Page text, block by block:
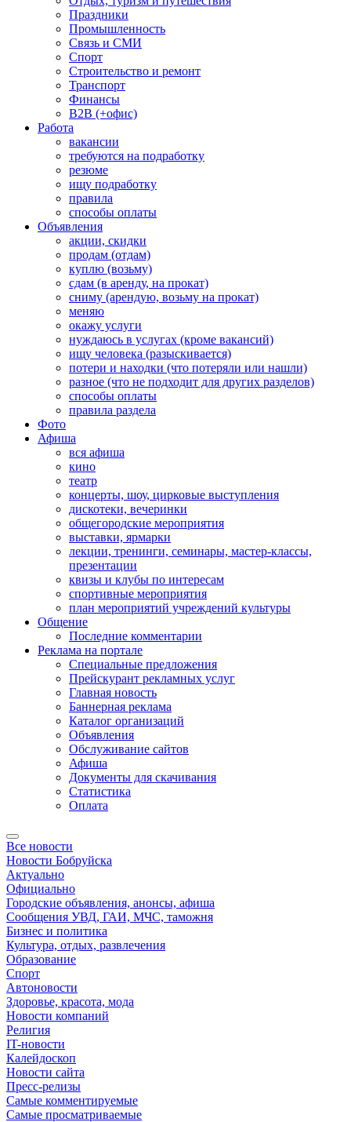
Праздники
Промышленность
Связь и СМИ
Спорт
Строительство и ремонт
Транспорт
Финансы
B2B (+офис)
Работа
вакансии
требуются на подработку
резюме
ищу подработку
правила
способы оплаты
Объявления
акции, скидки
продам (отдам)
куплю (возьму)
сдам (в аренду, на прокат)
сниму (арендую, возьму на прокат)
меняю
окажу услуги
нуждаюсь в услугах (кроме вакансий)
ищу человека (разыскивается)
потери и находки (что потеряли или нашли)
разное (что не подходит для других разделов)
способы оплаты
правила раздела
Фото
Афиша
вся афиша
кино
театр
концерты, шоу, цирковые выступления
дискотеки, вечеринки
общегородские мероприятия
выставки, ярмарки
лекции, тренинги, семинары, мастер-классы,
презентации
квизы и клубы по интересам
спортивные мероприятия
план мероприятий учреждений культуры
Общение
Последние комментарии
Реклама на портале
Специальные предложения
Прейскурант рекламных услуг
Главная новость
Баннерная реклама
Каталог организаций
Объявления
Обслуживание сайтов
Афиша
Документы для скачивания
Статистика
Оплата
Все новости
Новости Бобруйска
Актуально
Официально
Городские объявления, анонсы, афиша
Сообщения УВД, ГАИ, МЧС, таможня
Бизнес и политика
Культура, отдых, развлечения
Образование
Спорт
Автоновости
Здоровье, красота, мода
Новости компаний
Религия
IT-новости
Калейдоскоп
Новости сайта
Пресс-релизы
Самые комментируемые
Самые просматриваемые